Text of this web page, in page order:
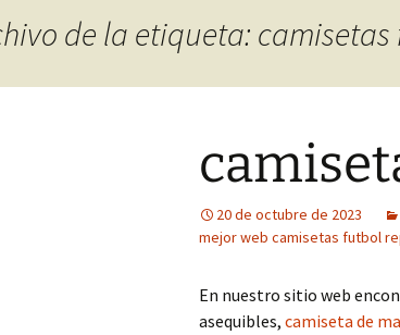
de la etiqueta:
20 de octubre de 2023
mejor web camisetas futbol
En nuestro sitio web
asequibles, camiseta de